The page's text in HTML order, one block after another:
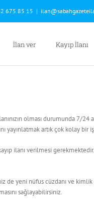
675 85 15 |
İlan ver Kayıp İlanı
olması durumunda 7/
yayınlatmak artık çok kolay bir
ilanı verilmesi
de yeni nüfus cüzdanı ve
sağlayabilirsiniz.